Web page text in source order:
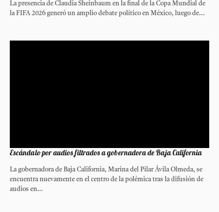
La presencia de Claudia Sheinbaum en la final de la Copa Mundial de
la FIFA 2026 generó un amplio debate político en México, luego de...
Escándalo por audios filtrados a gobernadora de Baja California
La gobernadora de Baja California, Marina del Pilar Ávila Olmeda, se
encuentra nuevamente en el centro de la polémica tras la difusión de
audios en...